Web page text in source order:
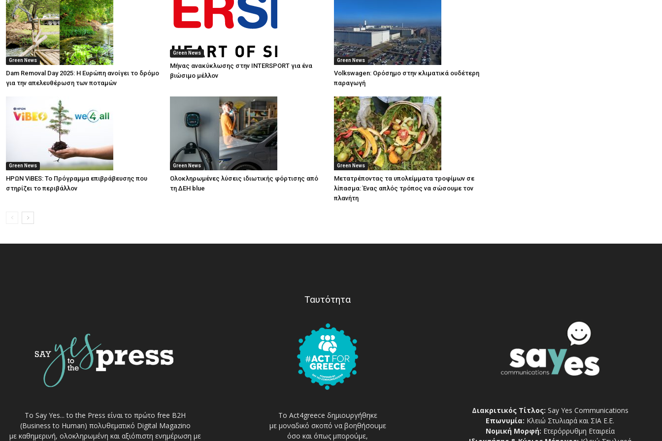
Green News
Dam Removal Day 2025: Η Ευρώπη ανοίγει το δρόμο
για την απελευθέρωση των ποταμών
Green News
Μήνας ανακύκλωσης στην INTERSPORT για ένα
βιώσιμο μέλλον
Green News
Volkswagen: Ορόσημο στην κλιματικά ουδέτερη
παραγωγή
Green News
ΗΡΩΝ ViBES: Το Πρόγραμμα επιβράβευσης που
στηρίζει το περιβάλλον
Green News
Ολοκληρωμένες λύσεις ιδιωτικής φόρτισης από
τη ΔΕΗ blue
Green News
Μετατρέποντας τα υπολείμματα τροφίμων σε
λίπασμα: Ένας απλός τρόπος να σώσουμε τον
πλανήτη
Το Say Yes... to the Press είναι το πρώτο free Β2Η
(Business to Human) πολυθεματικό Digital Magazino
με καθημερινή, ολοκληρωμένη και αξιόπιστη ενημέρωση με
Ταυτότητα
Το Act4greece δημιουργήθηκε
με μοναδικό σκοπό να βοηθήσουμε
όσο και όπως μπορούμε,
Διακριτικός Τίτλος: Say Yes Communications
Επωνυμία: Κλειώ Στυλιαρά και ΣΙΑ Ε.Ε.
Νομική Μορφή: Ετερόρρυθμη Εταιρεία